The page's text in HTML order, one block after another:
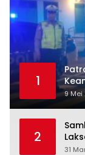
1
9 Mei
2
31